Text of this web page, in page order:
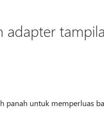
adapter
panah untuk memperluas